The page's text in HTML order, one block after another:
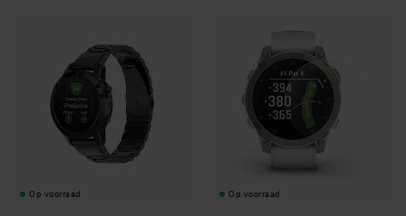
Op voorraad Op voorraad